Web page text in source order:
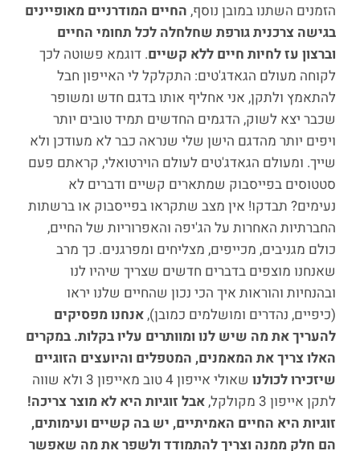
הזמנים השתנו במובן נוסף, החיים המודרניים מאופיינים
בגישה צרכנית גורפת שחלחלה לכל תחומי החיים
וברצון עז לחיות חיים ללא קשיים. דוגמא פשוטה לכך
לקוחה מעולם הגאדג'טים: התקלקל לי האייפון חבל
להתאמץ ולתקן, אני אחליף אותו בדגם חדש ומשופר
שכבר יצא לשוק, הדגמים החדשים תמיד טובים יותר
ויפים יותר מהדגם הישן שלי שנראה כבר לא מעודכן ולא
שייך. ומעולם הגאדג'טים לעולם הוירטואלי, קראתם פעם
סטטוסים בפייסבוק שמתארים קשיים ודברים לא
נעימים? תבדקו! אין מצב שתקראו בפייסבוק או ברשתות
החברתיות האחרות על הג'יפה והאפרוריות של החיים,
כולם מגניבים, מכייפים, מצליחים ומפרגנים. כך מרב
שאנחנו מוצפים בדברים חדשים שצריך שיהיו לנו
ובהנחיות והוראות איך הכי נכון שהחיים שלנו יראו
(כיפיים, נהדרים ומושלמים כמובן),אנחנו מפסיקים
להעריך את מה שיש לנו ומוותרים עליו בקלות. במקרים
האלו צריך את המאמנים, המטפלים והיועצים הזוגיים
שיזכירו לכולנו
שאולי אייפון 4 טוב מאייפון 3 ולא שווה
לתקן אייפון 3 מקולקל,
אבל זוגיות היא לא מוצר צריכה!
זוגיות היא החיים האמיתיים, יש בה קשיים ועימותים,
הם חלק ממנה וצריך להתמודד ולשפר את מה שאפשר